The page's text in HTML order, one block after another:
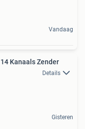
Vandaag
Kanaals Zender
Details
Gisteren